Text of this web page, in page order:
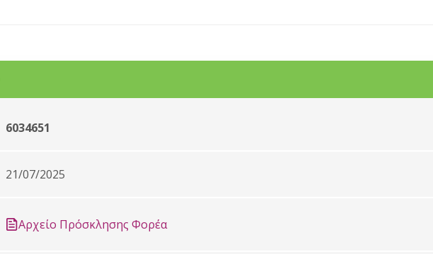
6034651
21/07/2025
Αρχείο Πρόσκλησης Φορέα